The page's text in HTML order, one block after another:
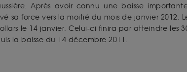
Après avoir connu une baisse
sa force vers la moitié du mois de janvier 2012.
le 14 janvier. Celui-ci finira par atteindre les
la baisse du 14 décembre 2011.